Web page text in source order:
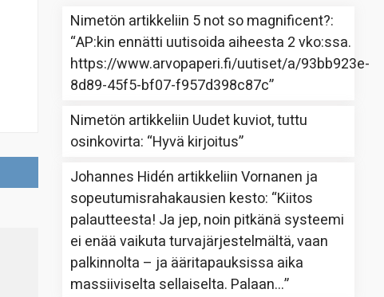
Nimetön artikkeliin 5 not so magnificent?:
“AP:kin ennätti uutisoida aiheesta 2 vko:ssa.
https://www.arvopaperi.fi/uutiset/a/93bb923e-
8d89-45f5-bf07-f957d398c87c”
Nimetön artikkeliin Uudet kuviot, tuttu
osinkovirta: “Hyvä kirjoitus”
Johannes Hidén artikkeliinVornanen ja
sopeutumisrahakausien kesto: “Kiitos
palautteesta! Ja jep, noin pitkänä systeemi
ei enää vaikuta turvajärjestelmältä, vaan
palkinnolta – ja ääritapauksissa aika
massiiviselta sellaiselta. Palaan…”